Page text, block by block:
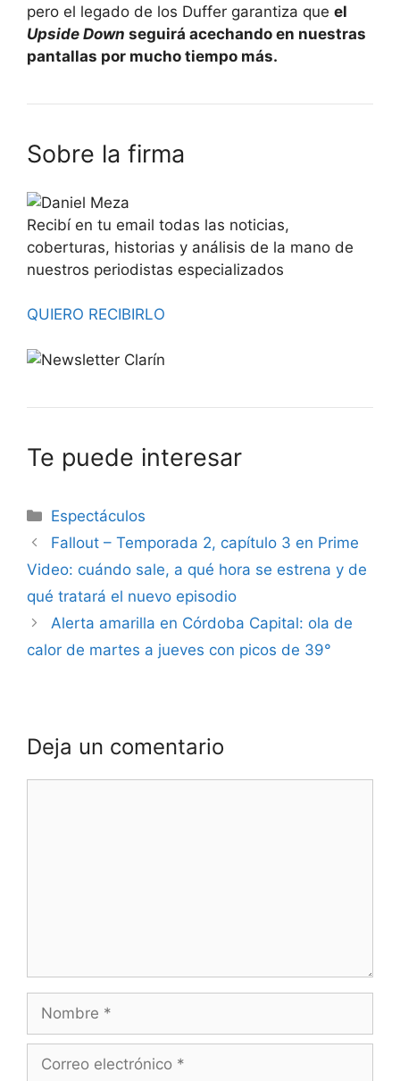
pero el legado de los Duffer garantiza que el
Upside Down seguirá acechando en nuestras
pantallas por mucho tiempo más.
Sobre la firma
Recibí en tu email todas las noticias,
coberturas, historias y análisis de la mano de
nuestros periodistas especializados
QUIERO RECIBIRLO
Te puede interesar
Espectáculos
Fallout – Temporada 2, capítulo 3 en Prime
Video: cuándo sale, a qué hora se estrena y de
qué tratará el nuevo episodio
Alerta amarilla en Córdoba Capital: ola de
calor de martes a jueves con picos de 39°
Deja un comentario